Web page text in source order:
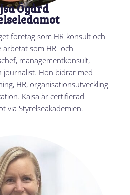
Ögård
företag som HR-konsult och
arbetat som HR- och
managementkonsult,
journalist. Hon bidrar med
HR, organisationsutveckling
Kajsa är certifierad
via Styrelseakademien.